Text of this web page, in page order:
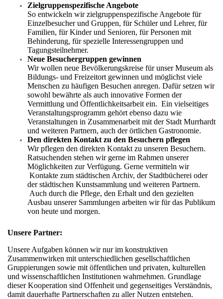
Zielgruppenspezifische Angebote
So entwickeln wir zielgruppenspezifische Angebote für
Einzelbesucher und Gruppen, für Schüler und Lehrer, für
Familien, für Kinder und Senioren, für Personen mit
Behinderung, für spezielle Interessengruppen und
Tagungsteilnehmer.
Neue Besuchergruppen gewinnen
Wir wollen neue Bevölkerungskreise für unser Museum als
Bildungs- und Freizeitort gewinnen und möglichst viele
Menschen zu häufigen Besuchen anregen. Dafür setzen wir
sowohl bewährte als auch innovative Formen der
Vermittlung und Öffentlichkeitsarbeit ein. Ein vielseitiges
Veranstaltungsprogramm gehört ebenso dazu wie
Veranstaltungen in Zusammenarbeit mit der Stadt Murrhardt
und weiteren Partnern, auch der örtlichen Gastronomie.
Den direkten Kontakt zu den Besuchern pflegen
Wir pflegen den direkten Kontakt zu unseren Besuchern.
Ratsuchenden stehen wir gerne im Rahmen unserer
Möglichkeiten zur Verfügung. Gerne vermitteln wir
Kontakte zum städtischen Archiv, der Stadtbücherei oder
der städtischen Kunstsammlung und weiteren Partnern.
Auch durch die Pflege, den Erhalt und den gezielten
Ausbau unserer Sammlungen arbeiten wir für das Publikum
von heute und morgen.
Unsere Partner:
Unsere Aufgaben können wir nur im konstruktiven
Zusammenwirken mit unterschiedlichen gesellschaftlichen
Gruppierungen sowie mit öffentlichen und privaten, kulturellen
und wissenschaftlichen Institutionen wahrnehmen. Grundlage
dieser Kooperation sind Offenheit und gegenseitiges Verständnis,
damit dauerhafte Partnerschaften zu aller Nutzen entstehen.